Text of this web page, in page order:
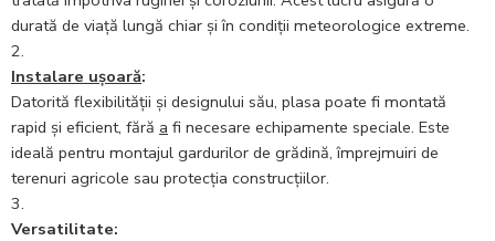
durată de viață lungă chiar și în condiții meteorologice extreme.
Instalare ușoară:
Datorită flexibilității și designului său, plasa poate fi montată
rapid și eficient, fără a fi necesare echipamente speciale. Este
ideală pentru montajul gardurilor de grădină, împrejmuiri de
terenuri agricole sau protecția construcțiilor.
Versatilitate: